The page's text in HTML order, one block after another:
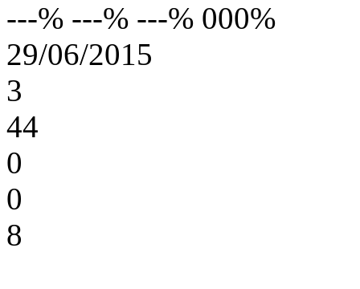
---% ---% ---% 000%
29/06/2015
3
44
0
0
8